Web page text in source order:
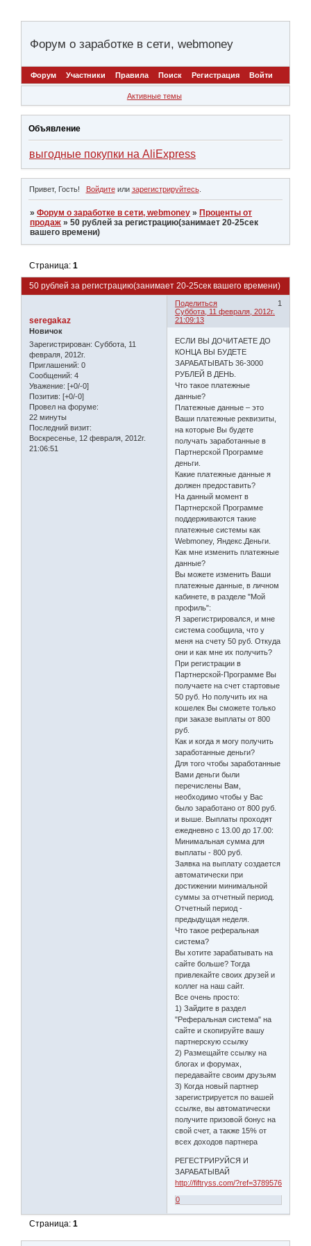
Форум о заработке в сети, webmoney
Форум Участники Правила Поиск Регистрация Войти
Активные темы
Объявление
выгодные покупки на AliExpress
Привет, Гость! Войдитеили зарегистрируйтесь.
»Форум о заработке в сети, webmoney » Проценты от
продаж »50 рублей за регистрацию(занимает 20-25сек
вашего времени)
50 рублей за регистрацию(занимает 20-25сек вашего времени)
Страница:1
Поделиться
1
Суббота, 11 февраля, 2012г.
21:09:13
seregakaz
Новичок
Зарегистрирован: Суббота, 11
февраля, 2012г.
Приглашений: 0
Сообщений: 4
Уважение: [+0/-0]
Позитив: [+0/-0]
Провел на форуме:
22 минуты
Последний визит:
Воскресенье, 12 февраля, 2012г.
21:06:51
ЕСЛИ ВЫ ДОЧИТАЕТЕ ДО
КОНЦА ВЫ БУДЕТЕ
ЗАРАБАТЫВАТЬ 36-3000
РУБЛЕЙ В ДЕНЬ.
Что такое платежные
данные?
Платежные данные – это
Ваши платежные реквизиты,
на которые Вы будете
получать заработанные в
Партнерской Программе
деньги.
Какие платежные данные я
должен предоставить?
На данный момент в
Партнерской Программе
поддерживаются такие
платежные системы как
Webmoney, Яндекс.Деньги.
Как мне изменить платежные
данные?
Вы можете изменить Ваши
платежные данные, в личном
кабинете, в разделе "Мой
профиль":
Я зарегистрировался, и мне
система сообщила, что у
меня на счету 50 руб. Откуда
они и как мне их получить?
При регистрации в
Партнерской-Программе Вы
получаете на счет стартовые
50 руб. Но получить их на
кошелек Вы сможете только
при заказе выплаты от 800
руб.
Как и когда я могу получить
заработанные деньги?
Для того чтобы заработанные
Вами деньги были
перечислены Вам,
необходимо чтобы у Вас
было заработано от 800 руб.
и выше. Выплаты проходят
ежедневно c 13.00 до 17.00:
Минимальная сумма для
выплаты - 800 руб.
Заявка на выплату создается
автоматически при
достижении минимальной
суммы за отчетный период.
Отчетный период -
предыдущая неделя.
Что такое реферальная
система?
Вы хотите зарабатывать на
сайте больше? Тогда
привлекайте своих друзей и
коллег на наш сайт.
Все очень просто:
1) Зайдите в раздел
"Реферальная система" на
сайте и скопируйте вашу
партнерскую ссылку
2) Размещайте ссылку на
блогах и форумах,
передавайте своим друзьям
3) Когда новый партнер
зарегистрируется по вашей
ссылке, вы автоматически
получите призовой бонус на
свой счет, а также 15% от
всех доходов партнера
РЕГЕСТРИРУЙСЯ И
ЗАРАБАТЫВАЙ
http://fiftryss.com/?ref=3789576
0
Страница:1